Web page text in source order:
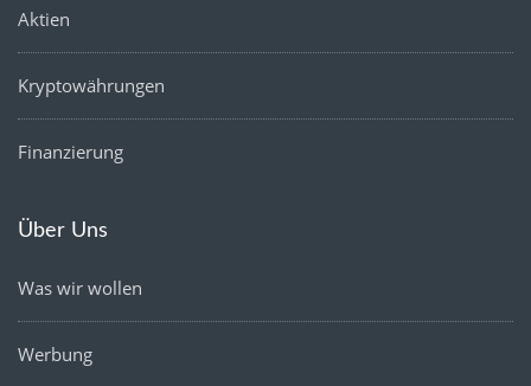
Aktien
Kryptowährungen
Finanzierung
Über Uns
Was wir wollen
Werbung